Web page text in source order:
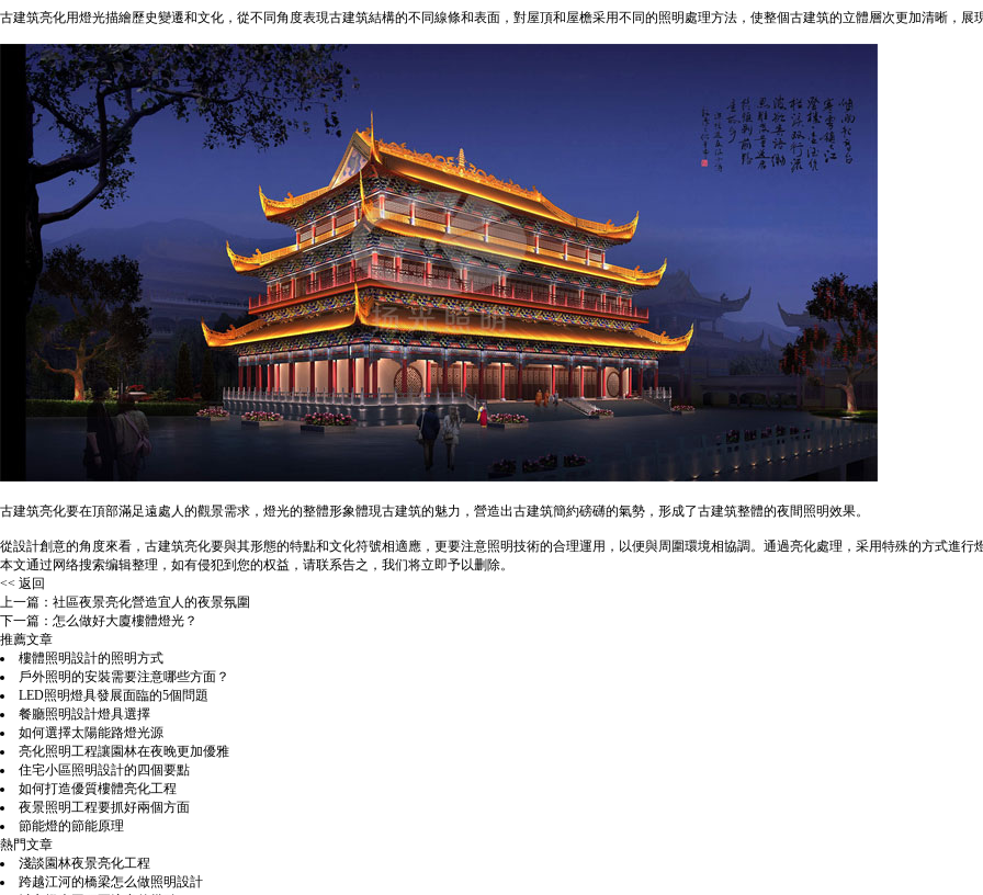
古建筑亮化用燈光描繪歷史變遷和文化，從不同角度表現古建筑結構的不同線條和表面，對屋頂和屋檐采用不同的照明處理方法，使整個古建筑的立體層次更加清晰，展
古建筑亮化要在頂部滿足遠處人的觀景需求，燈光的整體形象體現古建筑的魅力，營造出古建筑簡約磅礴的氣勢，形成了古建筑整體的夜間照明效果。
從設計創意的角度來看，古建筑亮化要與其形態的特點和文化符號相適應，更要注意照明技術的合理運用，以便與周圍環境相協調。通過亮化處理，采用特殊的方式進行
本文通过网络搜索编辑整理，如有侵犯到您的权益，请联系告之，我们将立即予以删除。
<< 返回
上一篇： 社區夜景亮化營造宜人的夜景氛圍
下一篇： 怎么做好大廈樓體燈光？
推薦文章
樓體照明設計的照明方式
戶外照明的安裝需要注意哪些方面？
LED照明燈具發展面臨的5個問題
餐廳照明設計燈具選擇
如何選擇太陽能路燈光源
亮化照明工程讓園林在夜晚更加優雅
住宅小區照明設計的四個要點
如何打造優質樓體亮化工程
夜景照明工程要抓好兩個方面
節能燈的節能原理
熱門文章
淺談園林夜景亮化工程
跨越江河的橋梁怎么做照明設計